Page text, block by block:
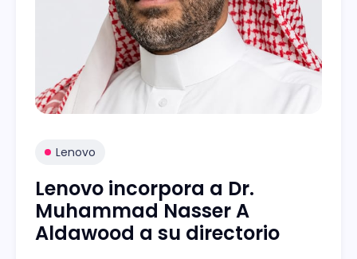
Lenovo
Lenovo incorpora a Dr.
Muhammad Nasser A
Aldawood a su directorio